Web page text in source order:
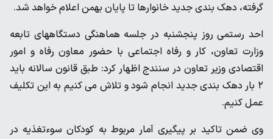
گرفته، دهک بندی جدید خانوارها تا پایان بهمن اعلام خواهد شد.
احد رستمی روز پنجشنبه در جلسه هماهنگی دستگاههای تابعه
وزارت تعاون، کار و رفاه اجتماعی با حضور معاون رفاه و امور
اقتصادی وزیر تعاون در سنندج اظهار کرد: طبق قانون سالانه باید
۲ بار دهک بندی جدید انجام شود و تلاش می کنیم به این تکلیف
عمل کنیم.
وی ضمن تاکید بر پیگیری آمار مربوط به کودکان سوءتغذیه در